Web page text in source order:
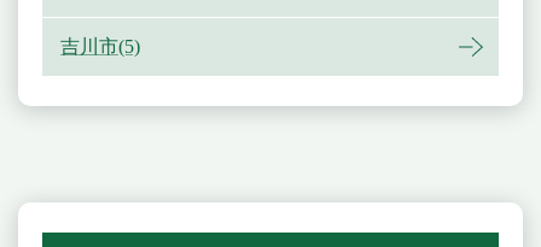
吉川市(5)